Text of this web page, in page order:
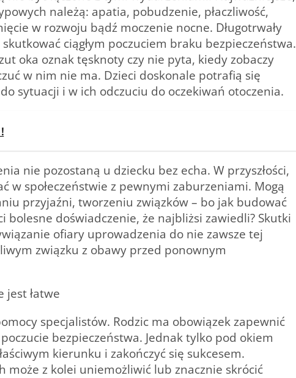
należą: apatia, pobudzenie, płaczliwość,
w rozwoju bądź moczenie nocne. Długotrwały
ciągłym poczuciem braku bezpieczeństwa.
oka oznak tęsknoty czy nie pyta, kiedy zobaczy
w nim nie ma. Dzieci doskonale potrafią się
sytuacji i w ich odczuciu do oczekiwań otoczenia.
nie pozostaną u dziecku bez echa. W przyszłości,
w społeczeństwie z pewnymi zaburzeniami. Mogą
przyjaźni, tworzeniu związków – bo jak budować
doświadczenie, że najbliżsi zawiedli? Skutki
ofiary uprowadzenia do nie zawsze tej
związku z obawy przed ponownym
jest łatwe
specjalistów. Rodzic ma obowiązek zapewnić
bezpieczeństwa. Jednak tylko pod okiem
kierunku i zakończyć się sukcesem.
może z kolei uniemożliwić lub znacznie skrócić